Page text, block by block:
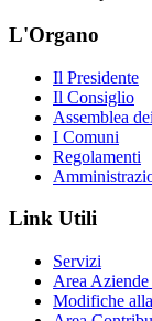
L'Organo
Il Presidente
Il Consiglio
Assemblea
I Comuni
Regolamenti
Link Utili
Servizi
Area
Modifiche